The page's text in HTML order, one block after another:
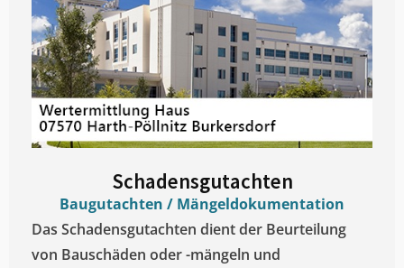
Schadensgutachten
Baugutachten / Mängeldokumentation
Das Schadensgutachten dient der Beurteilung
von Bauschäden oder -mängeln und